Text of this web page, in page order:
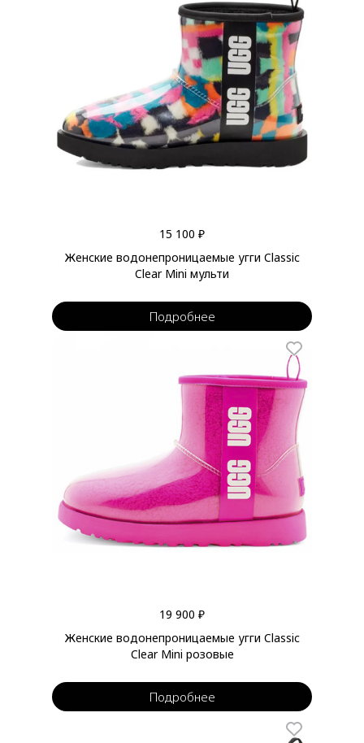
15 100 ₽
Женские водонепроницаемые угги Classic
Clear Mini мульти
Подробнее
19 900 ₽
Женские водонепроницаемые угги Classic
Clear Mini розовые
Подробнее